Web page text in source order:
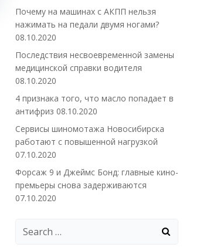
Почему на машинах с АКПП нельзя
нажимать на педали двумя ногами?
08.10.2020
Последствия несвоевременной замены
медицинской справки водителя
08.10.2020
4 признака того, что масло попадает в
антифриз 08.10.2020
Сервисы шиномотажа Новосибирска
работают с повышенной нагрузкой
07.10.2020
Форсаж 9 и Джеймс Бонд: главные кино-
премьеры снова задерживаются
07.10.2020
Search